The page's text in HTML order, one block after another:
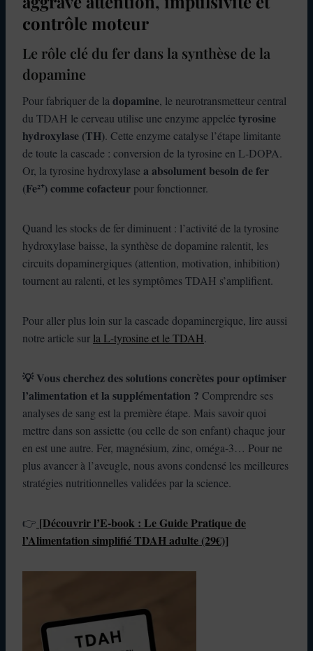
contrôle moteur
Le rôle clé du fer dans la synthèse de la
dopamine
Pour fabriquer de la dopamine, le neurotransmetteur central
du TDAH le cerveau utilise une enzyme appelée tyrosine
hydroxylase (TH). Cette enzyme catalyse l’étape limitante
de toute la cascade : conversion de la tyrosine en L-DOPA.
Or, la tyrosine hydroxylase a absolument besoin de fer
(Fe²⁺) comme cofacteur pour fonctionner.
Quand les stocks de fer diminuent : l’activité de la tyrosine
hydroxylase baisse, la synthèse de dopamine ralentit, les
circuits dopaminergiques (attention, motivation, inhibition)
tournent au ralenti, et les symptômes TDAH s’amplifient.
Pour aller plus loin sur la cascade dopaminergique, lire aussi
notre article sur la L-tyrosine et le TDAH.
💡 Vous cherchez des solutions concrètes pour optimiser
l’alimentation et la supplémentation ? Comprendre ses
analyses de sang est la première étape. Mais savoir quoi
mettre dans son assiette (ou celle de son enfant) chaque jour
en est une autre. Fer, magnésium, zinc, oméga-3… Pour ne
plus avancer à l’aveugle, nous avons condensé les meilleures
stratégies nutritionnelles validées par la science.
👉 [Découvrir l’E-book : Le Guide Pratique de
l’Alimentation simplifiéTDAH adulte (29€)]